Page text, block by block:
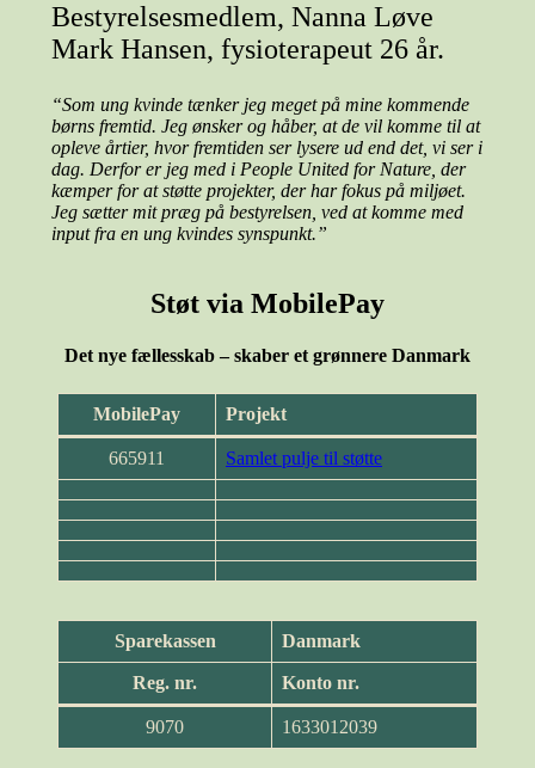
Bestyrelsesmedlem, Nanna Løve
Mark Hansen, fysioterapeut 26 år.
“Som ung kvinde tænker jeg meget på mine kommende
børns fremtid. Jeg ønsker og håber, at de vil komme til at
opleve årtier, hvor fremtiden ser lysere ud end det, vi ser i
dag. Derfor er jeg med i People United for Nature, der
kæmper for at støtte projekter, der har fokus på miljøet.
Jeg sætter mit præg på bestyrelsen, ved at komme med
input fra en ung kvindes synspunkt.”
Støt via MobilePay
Det nye fællesskab – skaber et grønnere Danmark
MobilePay Projekt
665911 Samlet pulje til støtte
Sparekassen Danmark
Reg. nr. Konto nr.
9070 1633012039